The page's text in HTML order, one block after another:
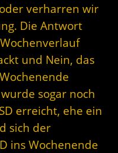
verharren wir
Die Antwort
und Nein, das
sogar noch
erreicht, ehe ein
sich der
ins Wochenende